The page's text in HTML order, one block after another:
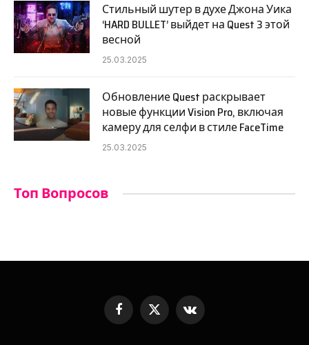
Стильный шутер в духе Джона Уика
‘HARD BULLET’ выйдет на Quest 3 этой
весной
25.03.2025
Обновление Quest раскрывает
новые функции Vision Pro, включая
камеру для селфи в стиле FaceTime
25.03.2025
Топ Вопросов
Facebook
X
(Twitter)
VKontakte